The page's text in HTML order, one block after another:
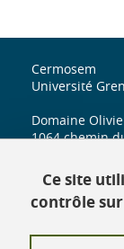
Cermosem
Université
Domaine
1064 chemin
Ce site
contrôle